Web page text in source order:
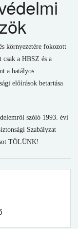
környezetére fokozott
csak a HBSZ és a
a hatályos
előírások betartása
szóló 1993. évi
Szabályzat
TŐLÜNK!